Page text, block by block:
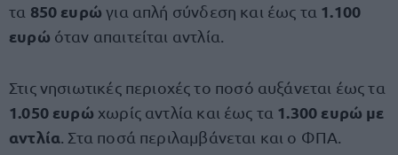
τα 850 ευρώ για απλή σύνδεση και έως τα 1.100
ευρώ όταν απαιτείται αντλία.
Στις νησιωτικές περιοχές το ποσό αυξάνεται έως τα
1.050 ευρώ χωρίς αντλία και έως τα 1.300 ευρώ με
αντλία . Στα ποσά περιλαμβάνεται και ο ΦΠΑ.